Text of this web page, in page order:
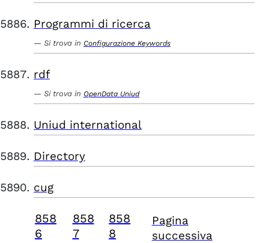
Programmi di ricerca
Si trova in Configurazione Keywords
rdf
Si trova in OpenData Uniud
Uniud international
Directory
cug
858
6
858
7
858
8
Pagina
successiva